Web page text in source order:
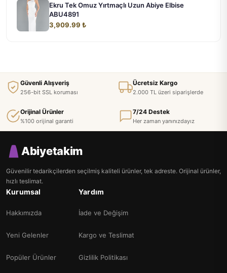
Ekru Tek Omuz Yırtmaçlı Uzun Abiye Elbise
ABU4891
3,909.99 ₺
Güvenli Alışveriş
256-bit SSL koruması
Ücretsiz Kargo
2.000 TL üzeri siparişlerde
Orijinal Ürünler
%100 orijinal garanti
7/24 Destek
Her zaman yanınızdayız
Abiyetakim
Güvenilir tedarikçilerden seçilmiş kaliteli ürünler, tek adreste. Orijinal ürünler,
hızlı teslimat.
Kurumsal
Hakkımızda
Yeni Gelenler
Popüler Ürünler
Yardım
İade ve Değişim
Kargo ve Teslimat
Gizlilik Politikası